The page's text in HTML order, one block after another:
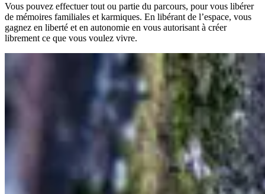
Vous pouvez effectuer tout ou partie du parcours, pour vous libérer
de mémoires familiales et karmiques. En libérant de l’espace, vous
gagnez en liberté et en autonomie en vous autorisant à créer
librement ce que vous voulez vivre.